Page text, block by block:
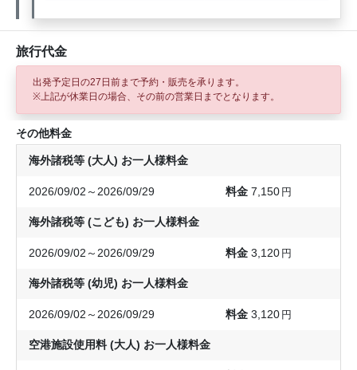
旅行代金
出発予定日の27日前まで予約・販売を承ります。
※上記が休業日の場合、その前の営業日までとなります。
その他料金
海外諸税等 (大人) お一人様料金
2026/09/02～2026/09/29 7,150 円
海外諸税等 (こども) お一人様料金
2026/09/02～2026/09/29 3,120 円
海外諸税等 (幼児) お一人様料金
2026/09/02～2026/09/29 3,120 円
空港施設使用料 (大人) お一人様料金